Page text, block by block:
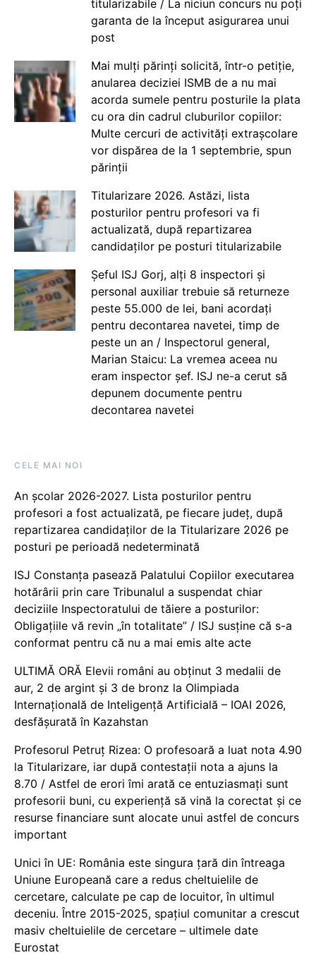
titularizabile / La niciun concurs nu poți
garanta de la început asigurarea unui
post
Mai mulți părinți solicită, într-o petiție,
anularea deciziei ISMB de a nu mai
acorda sumele pentru posturile la plata
cu ora din cadrul cluburilor copiilor:
Multe cercuri de activități extrașcolare
vor dispărea de la 1 septembrie, spun
părinții
Titularizare 2026. Astăzi, lista
posturilor pentru profesori va fi
actualizată, după repartizarea
candidaților pe posturi titularizabile
Șeful ISJ Gorj, alți 8 inspectori și
personal auxiliar trebuie să returneze
peste 55.000 de lei, bani acordați
pentru decontarea navetei, timp de
peste un an / Inspectorul general,
Marian Staicu: La vremea aceea nu
eram inspector șef. ISJ ne-a cerut să
depunem documente pentru
decontarea navetei
CELE MAI NOI
An școlar 2026-2027. Lista posturilor pentru
profesori a fost actualizată, pe fiecare județ, după
repartizarea candidaților de la Titularizare 2026 pe
posturi pe perioadă nedeterminată
ISJ Constanța pasează Palatului Copiilor executarea
hotărârii prin care Tribunalul a suspendat chiar
deciziile Inspectoratului de tăiere a posturilor:
Obligațiile vă revin „în totalitate” / ISJ susține că s-a
conformat pentru că nu a mai emis alte acte
ULTIMĂ ORĂ Elevii români au obținut 3 medalii de
aur, 2 de argint și 3 de bronz la Olimpiada
Internațională de Inteligență Artificială – IOAI 2026,
desfășurată în Kazahstan
Profesorul Petruț Rizea: O profesoară a luat nota 4.90
la Titularizare, iar după contestații nota a ajuns la
8.70 / Astfel de erori îmi arată ce entuziasmați sunt
profesorii buni, cu experiență să vină la corectat și ce
resurse financiare sunt alocate unui astfel de concurs
important
Unici în UE: România este singura țară din întreaga
Uniune Europeană care a redus cheltuielile de
cercetare, calculate pe cap de locuitor, în ultimul
deceniu. Între 2015-2025, spațiul comunitar a crescut
masiv cheltuielile de cercetare – ultimele date
Eurostat